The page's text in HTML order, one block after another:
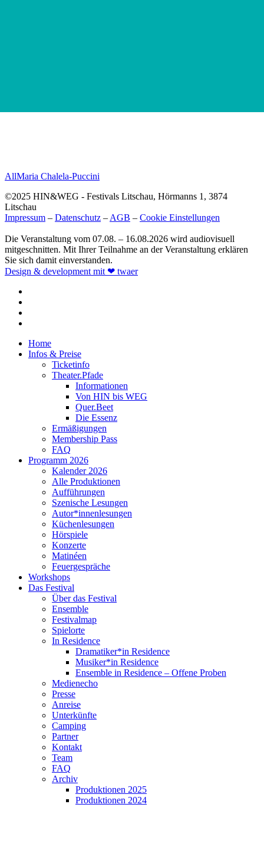
AllMaria Chalela-Puccini
©2025 HIN&WEG - Festivals Litschau, Hörmanns 1, 3874
Litschau
Impressum – Datenschutz – AGB – Cookie Einstellungen
Die Veranstaltung vom 07.08. – 16.08.2026 wird audiovisuell
mitgeschnitten. Mit Ihrer Teilnahme an der Veranstaltung erklären
Sie sich damit einverstanden.
Design & development mit ❤ twaer
Close
Menu
Home
Infos & Preise
Ticketinfo
Theater.Pfade
Informationen
Von HIN bis WEG
Quer.Beet
Die Essenz
Ermäßigungen
Membership Pass
FAQ
Programm 2026
Kalender 2026
Alle Produktionen
Aufführungen
Szenische Lesungen
Autor*innenlesungen
Küchenlesungen
Hörspiele
Konzerte
Matinéen
Feuergespräche
Workshops
Das Festival
Über das Festival
Ensemble
Festivalmap
Spielorte
In Residence
Dramatiker*in Residence
Musiker*in Residence
Ensemble in Residence – Offene Proben
Medienecho
Presse
Anreise
Unterkünfte
Camping
Partner
Kontakt
Team
FAQ
Archiv
Produktionen 2025
Produktionen 2024